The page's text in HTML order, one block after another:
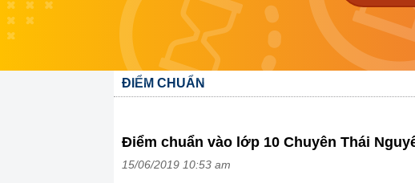
ĐIỂM CHUẨN
Điểm chuẩn vào lớp 10 Chuyên Thái
15/06/2019 10:53 am